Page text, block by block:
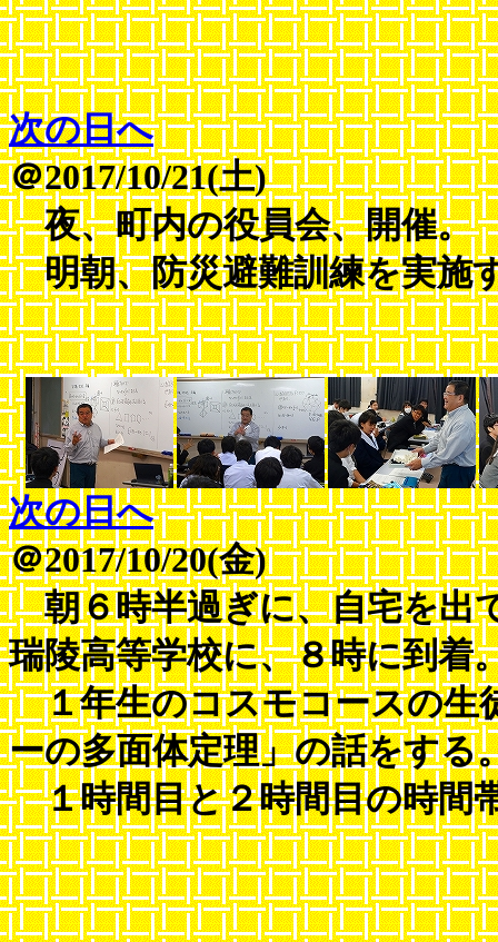
次の日へ
＠2017/10/21(土)
夜、町内の役員会、開催。
明朝、防災避難訓練を実施
次の日へ
＠2017/10/20(金)
朝６時半過ぎに、自宅を出
瑞陵高等学校に、８時に到着
１年生のコスモコースの生
ーの多面体定理」の話をする
１時間目と２時間目の時間